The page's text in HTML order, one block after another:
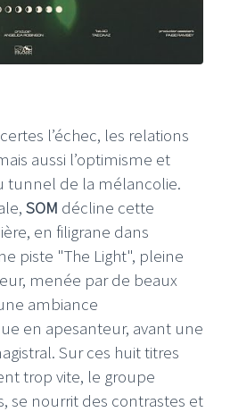
l’échec, les relations
aussi l’optimisme et
tunnel de la mélancolie.
SOM décline cette
en filigrane dans
piste "The Light", pleine
menée par de beaux
ambiance
en apesanteur, avant une
Sur ces huit titres
trop vite, le groupe
se nourrit des contrastes et